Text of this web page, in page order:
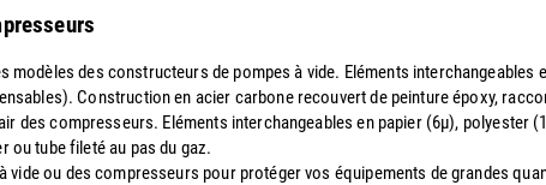
des constructeurs de pompes à vide. Eléments interchangeables
Construction en acier carbone recouvert de peinture époxy,
des compresseurs. Eléments interchangeables en papier (6µ), polyester
ou tube fileté au pas du gaz.
vide ou des compresseurs pour protéger vos équipements de grandes